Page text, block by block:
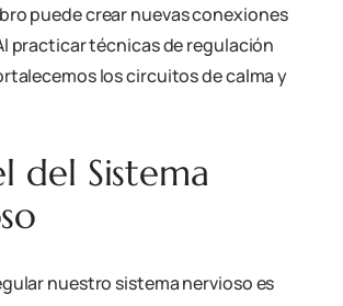
puede crear nuevas conexiones
practicar técnicas de regulación
los circuitos de calma y
del Sistema
nuestro sistema nervioso es